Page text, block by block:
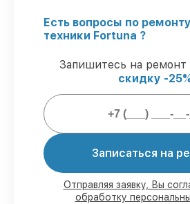
тепловизора Fortuna
строго по
Официальная гарантия
ремонтные услуги и
защищены гарантийной
Мы гарантируем:
ремонтов
клиента
90%комплектующих
установке в Санкт-
Есть вопросы по ремонту
техники Fortuna ?
Запишитесь на ремонт
скидку -
Записаться на
Отправляя заявку, Вы
обработку